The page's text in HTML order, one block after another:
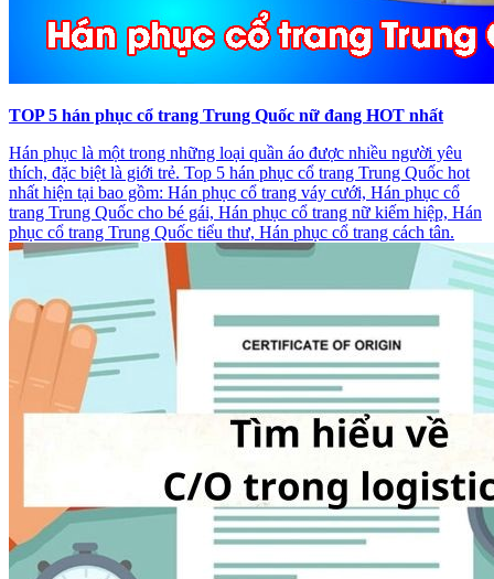
TOP 5 hán phục cổ trang Trung Quốc nữ đang HOT nhất
Hán phục là một trong những loại quần áo được nhiều người yêu
thích, đặc biệt là giới trẻ. Top 5 hán phục cổ trang Trung Quốc hot
nhất hiện tại bao gồm: Hán phục cổ trang váy cưới, Hán phục cổ
trang Trung Quốc cho bé gái, Hán phục cổ trang nữ kiếm hiệp, Hán
phục cổ trang Trung Quốc tiểu thư, Hán phục cổ trang cách tân.